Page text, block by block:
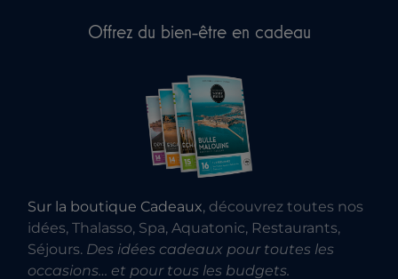
Offrez du bien-être en cadeau
Sur la boutique Cadeaux, découvrez toutes nos
idées, Thalasso, Spa, Aquatonic, Restaurants,
Séjours. Des idées cadeaux pour toutes les
occasions… et pour tous les budgets.